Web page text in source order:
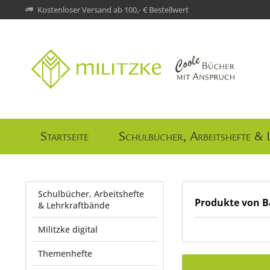
Kostenloser Versand ab 100,- € Bestellwert
Startseite Schulbücher, Arbeitshefte &
Schulbücher, Arbeitshefte
& Lehrkraftbände
Militzke digital
Themenhefte
Produkte von